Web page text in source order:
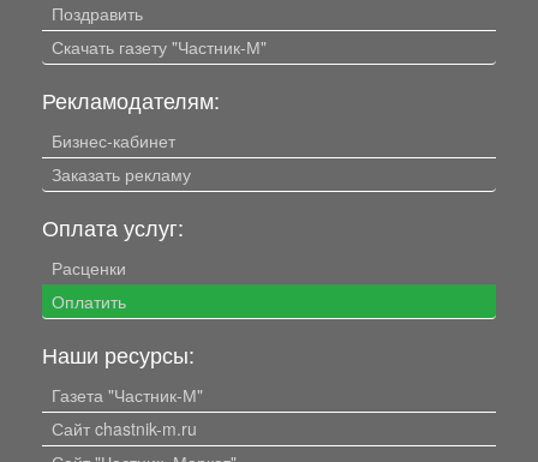
Поздравить
Скачать газету "Частник-М"
Рекламодателям:
Бизнес-кабинет
Заказать рекламу
Оплата услуг:
Расценки
Оплатить
Наши ресурсы:
Газета "Частник-М"
Сайт chastnik-m.ru